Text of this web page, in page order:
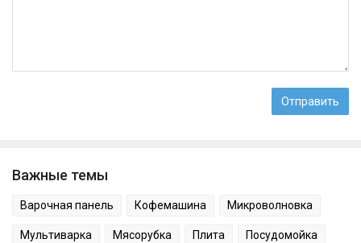
Важные темы
Варочная панель Кофемашина Микроволновка
Мультиварка Мясорубка Плита Посудомойка